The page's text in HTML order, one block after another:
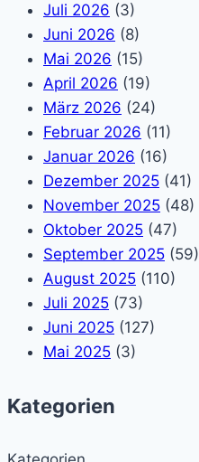
Juli 2026 (3)
Juni 2026 (8)
Mai 2026 (15)
April 2026 (19)
März 2026 (24)
Februar 2026 (11)
Januar 2026 (16)
Dezember 2025 (41)
November 2025 (48)
Oktober 2025 (47)
September 2025 (59)
August 2025 (110)
Juli 2025 (73)
Juni 2025 (127)
Mai 2025 (3)
Kategorien